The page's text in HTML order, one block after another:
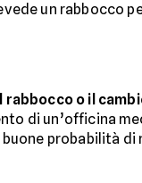
un
rabbocco o il
di un’officina
probabilità